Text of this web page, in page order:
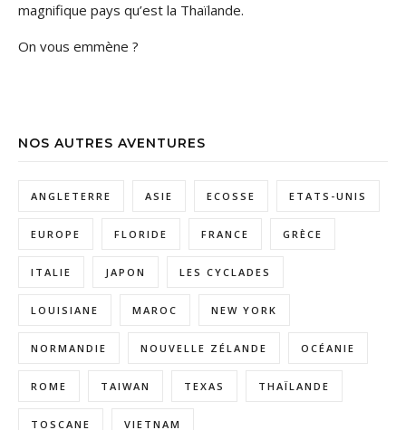
magnifique pays qu’est la Thaïlande.
On vous emmène ?
NOS AUTRES AVENTURES
ANGLETERRE ASIE ECOSSE ETATS-UNIS
EUROPE FLORIDE FRANCE GRÈCE
ITALIE JAPON LES CYCLADES
LOUISIANE MAROC NEW YORK
NORMANDIE NOUVELLE ZÉLANDE OCÉANIE
ROME TAIWAN TEXAS THAÏLANDE
TOSCANE VIETNAM